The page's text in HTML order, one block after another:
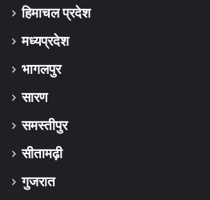
हिमाचल प्रदेश
मध्यप्रदेश
भागलपुर
सारण
समस्तीपुर
सीतामढ़ी
गुजरात